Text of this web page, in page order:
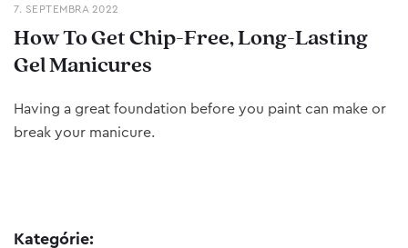
7. SEPTEMBRA 2022
How To Get Chip-Free, Long-Lasting
Gel Manicures
Having a great foundation before you paint can make or
break your manicure.
Kategórie: